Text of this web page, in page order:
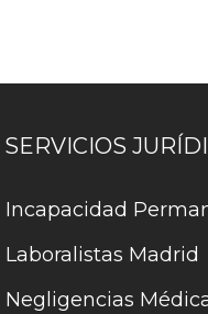
Incapacidad
Madrid